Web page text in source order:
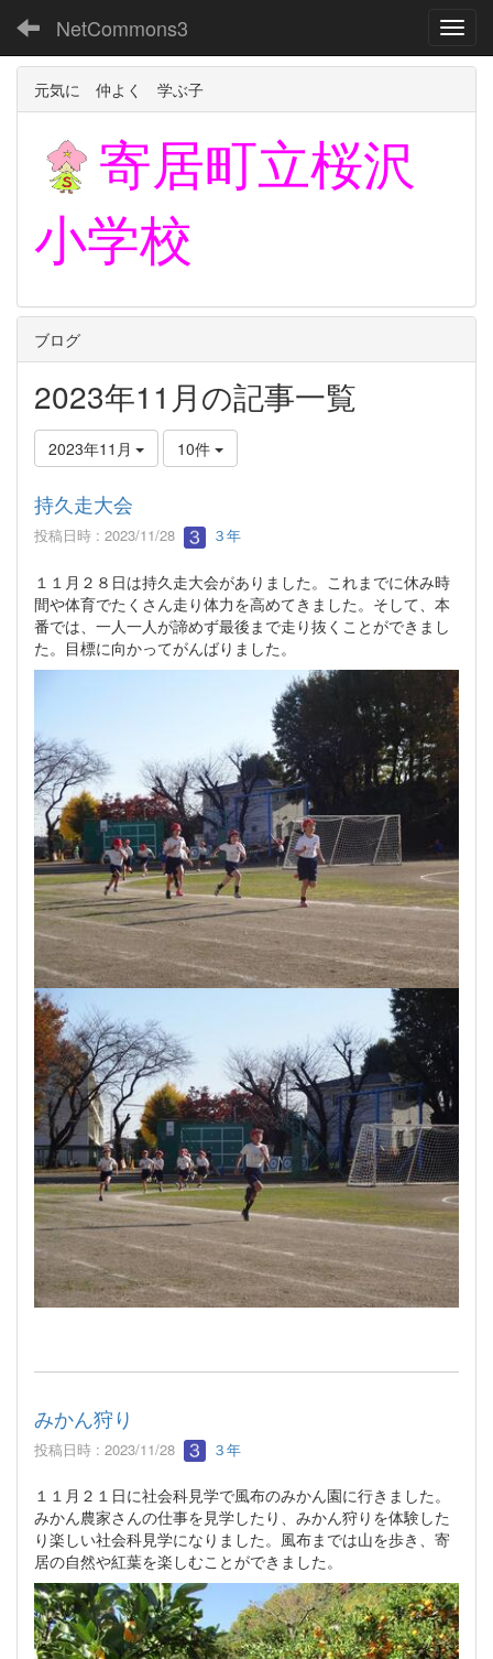
NetCommons3
元気に 仲よく 学ぶ子
寄居町立桜沢
小学校
ブログ
2023年11月の記事一覧
2023年11月 10件
持久走大会
投稿日時 : 2023/11/28 ３年
１１月２８日は持久走大会がありました。これまでに休み時
間や体育でたくさん走り体力を高めてきました。そして、本
番では、一人一人が諦めず最後まで走り抜くことができまし
た。目標に向かってがんばりました。
みかん狩り
投稿日時 : 2023/11/28 ３年
１１月２１日に社会科見学で風布のみかん園に行きました。
みかん農家さんの仕事を見学したり、みかん狩りを体験した
り楽しい社会科見学になりました。風布までは山を歩き、寄
居の自然や紅葉を楽しむことができました。